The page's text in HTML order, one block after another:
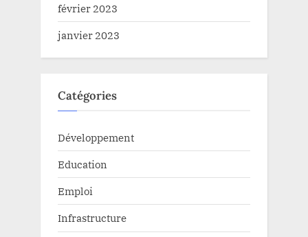
février 2023
janvier 2023
Catégories
Développement
Education
Emploi
Infrastructure